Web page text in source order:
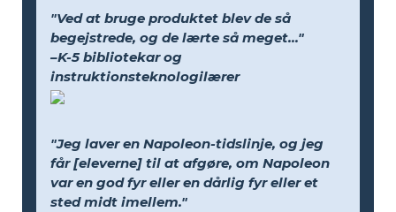
"Ved at bruge produktet blev de så
begejstrede, og de lærte så meget..."
–K-5 bibliotekar og
instruktionsteknologilærer
"Jeg laver en Napoleon-tidslinje, og jeg
får [eleverne] til at afgøre, om Napoleon
var en god fyr eller en dårlig fyr eller et
sted midt imellem."